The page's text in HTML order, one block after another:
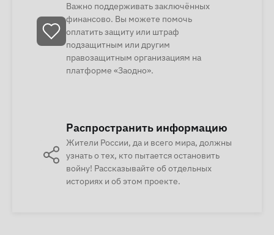
Важно поддерживать заключённых
финансово. Вы можете помочь
оплатить защиту или штраф
подзащитным или другим
правозащитным организациям на
платформе «Заодно».
Распространить информацию
Жители России, да и всего мира, должны
узнать о тех, кто пытается остановить
войну! Рассказывайте об отдельных
историях и об этом проекте.